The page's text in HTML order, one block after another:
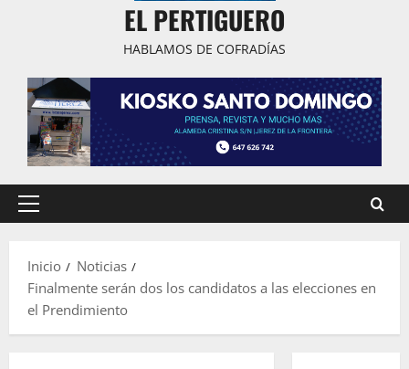
EL PERTIGUERO
HABLAMOS DE COFRADÍAS
Menú
Inicio
Noticias
Finalmente serán dos los candidatos a las elecciones en
el Prendimiento